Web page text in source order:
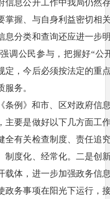
信息公开工作中我局仍然
掌握、与自身利益密切相
息分类和查询还应进一步
调公民参与，把握好“公
定，今后必须按法定的重
务。
条例》和市、区对政府信
主要是做好以下几方面工
全有关检查制度、责任追
制度化、经常化。二是创
载体，进一步加强政务信
政务事项在阳光下运行，